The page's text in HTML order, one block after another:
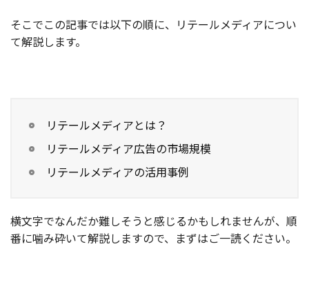
お役立ち記事
お問い合わせ
そこでこの記事では以下の順に、リテールメディアについ
て解説します。
リテールメディアとは？
リテールメディア広告の市場規模
リテールメディアの活用事例
横文字でなんだか難しそうと感じるかもしれませんが、順
番に噛み砕いて解説しますので、まずはご一読ください。